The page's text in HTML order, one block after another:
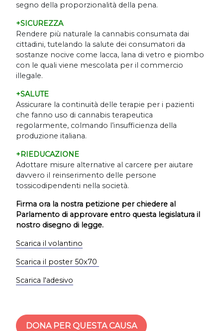
segno della proporzionalità della pena.
+SICUREZZA
Rendere più naturale la cannabis consumata dai
cittadini, tutelando la salute dei consumatori da
sostanze nocive come lacca, lana di vetro e piombo
con le quali viene mescolata per il commercio
illegale.
+SALUTE
Assicurare la continuità delle terapie per i pazienti
che fanno uso di cannabis terapeutica
regolarmente, colmando l’insufficienza della
produzione italiana.
+RIEDUCAZIONE
Adottare misure alternative al carcere per aiutare
davvero il reinserimento delle persone
tossicodipendenti nella società.
Firma ora la nostra petizione per chiedere al
Parlamento di approvare entro questa legislatura il
nostro disegno di legge.
Scarica il volantino
Scarica il poster 50x70
Scarica l'adesivo
DONA PER QUESTA CAUSA